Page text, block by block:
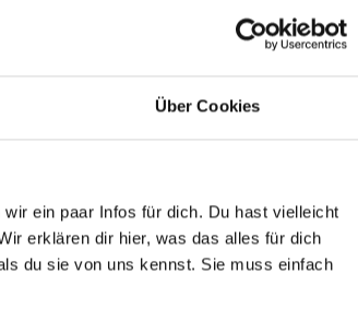
Über Cookies
ein paar Infos für dich. Du hast vielleicht
erklären dir hier, was das alles für dich
du sie von uns kennst. Sie muss einfach